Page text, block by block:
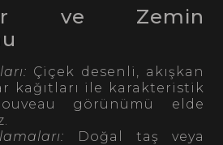
ve Zemin
Çiçek desenli, akışkan
kağıtları ile karakteristik
görünümü elde
Doğal taş veya